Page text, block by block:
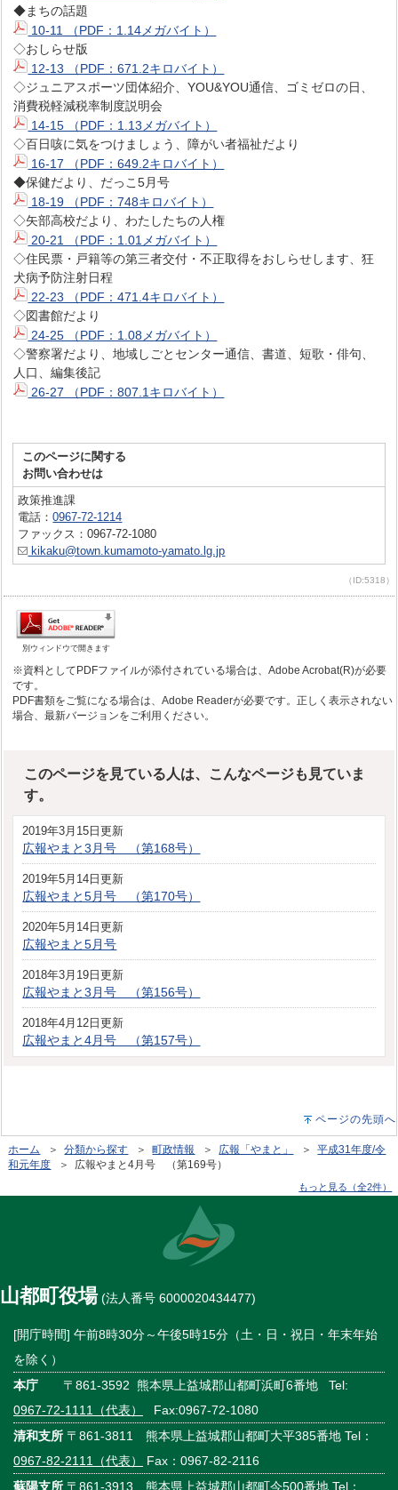
◆まちの話題
10-11 （PDF：1.14メガバイト）
◇おしらせ版
12-13 （PDF：671.2キロバイト）
◇ジュニアスポーツ団体紹介、YOU&YOU通信、ゴミゼロの日、
消費税軽減税率制度説明会
14-15 （PDF：1.13メガバイト）
◇百日咳に気をつけましょう、障がい者福祉だより
16-17 （PDF：649.2キロバイト）
◆保健だより、だっこ5月号
18-19 （PDF：748キロバイト）
◇矢部高校だより、わたしたちの人権
20-21 （PDF：1.01メガバイト）
◇住民票・戸籍等の第三者交付・不正取得をおしらせします、狂
犬病予防注射日程
22-23 （PDF：471.4キロバイト）
◇図書館だより
24-25 （PDF：1.08メガバイト）
◇警察署だより、地域しごとセンター通信、書道、短歌・俳句、
人口、編集後記
26-27 （PDF：807.1キロバイト）
このページに関する
お問い合わせは
政策推進課
電話：0967-72-1214
ファックス：0967-72-1080
kikaku@town.kumamoto-yamato.lg.jp
（ID:5318）
別ウィンドウで開きます
※資料としてPDFファイルが添付されている場合は、Adobe Acrobat(R)が必要
です。
PDF書類をご覧になる場合は、Adobe Readerが必要です。正しく表示されない
場合、最新バージョンをご利用ください。
このページを見ている人は、こんなページも見ていま
す。
2019年3月15日更新
広報やまと3月号 （第168号）
2019年5月14日更新
広報やまと5月号 （第170号）
2020年5月14日更新
広報やまと5月号
2018年3月19日更新
広報やまと3月号 （第156号）
2018年4月12日更新
広報やまと4月号 （第157号）
ページの先頭へ
ホーム ＞分類から探す ＞町政情報 ＞ 広報「やまと」 ＞平成31年度/令
和元年度 ＞ 広報やまと4月号 （第169号）
もっと見る（全2件）
山都町役場(法人番号 6000020434477)
[開庁時間] 午前8時30分～午後5時15分（土・日・祝日・年末年始
を除く）
本庁 〒861-3592 熊本県上益城郡山都町浜町6番地 Tel:
0967-72-1111（代表）
Fax:0967-72-1080
清和支所 〒861-3811 熊本県上益城郡山都町大平385番地 Tel：
0967-82-2111（代表）
Fax：0967-82-2116
蘇陽支所 〒861-3913 熊本県上益城郡山都町今500番地 Tel：